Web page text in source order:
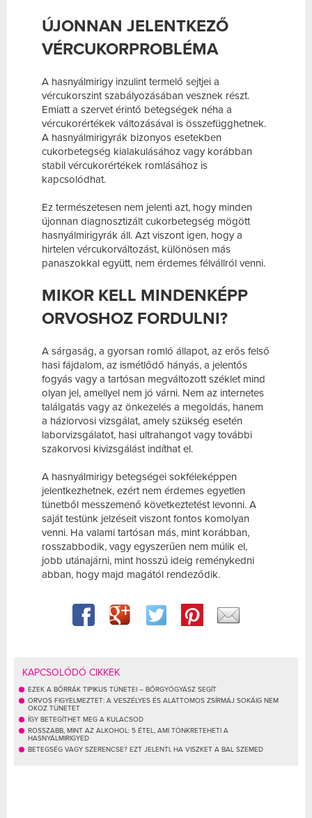
ÚJONNAN JELENTKEZŐ
VÉRCUKORPROBLÉMA
A hasnyálmirigy inzulint termelő sejtjei a
vércukorszint szabályozásában vesznek részt.
Emiatt a szervet érintő betegségek néha a
vércukorértékek változásával is összefügghetnek.
A hasnyálmirigyrák bizonyos esetekben
cukorbetegség kialakulásához vagy korábban
stabil vércukorértékek romlásához is
kapcsolódhat.
Ez természetesen nem jelenti azt, hogy minden
újonnan diagnosztizált cukorbetegség mögött
hasnyálmirigyrák áll. Azt viszont igen, hogy a
hirtelen vércukorváltozást, különösen más
panaszokkal együtt, nem érdemes félvállról venni.
MIKOR KELL MINDENKÉPP
ORVOSHOZ FORDULNI?
A sárgaság, a gyorsan romló állapot, az erős felső
hasi fájdalom, az ismétlődő hányás, a jelentős
fogyás vagy a tartósan megváltozott széklet mind
olyan jel, amellyel nem jó várni. Nem az internetes
találgatás vagy az önkezelés a megoldás, hanem
a háziorvosi vizsgálat, amely szükség esetén
laborvizsgálatot, hasi ultrahangot vagy további
szakorvosi kivizsgálást indíthat el.
A hasnyálmirigy betegségei sokféleképpen
jelentkezhetnek, ezért nem érdemes egyetlen
tünetből messzemenő következtetést levonni. A
saját testünk jelzéseit viszont fontos komolyan
venni. Ha valami tartósan más, mint korábban,
rosszabbodik, vagy egyszerűen nem múlik el,
jobb utánajárni, mint hosszú ideig reménykedni
abban, hogy majd magától rendeződik.
KAPCSOLÓDÓ CIKKEK
EZEK A BŐRRÁK TIPIKUS TÜNETEI – BŐRGYÓGYÁSZ SEGÍT
ORVOS FIGYELMEZTET: A VESZÉLYES ÉS ALATTOMOS ZSÍRMÁJ SOKÁIG NEM
OKOZ TÜNETET
ÍGY BETEGÍTHET MEG A KULACSOD
ROSSZABB, MINT AZ ALKOHOL: 5 ÉTEL, AMI TÖNKRETEHETI A
HASNYÁLMIRIGYED
BETEGSÉG VAGY SZERENCSE? EZT JELENTI, HA VISZKET A BAL SZEMED